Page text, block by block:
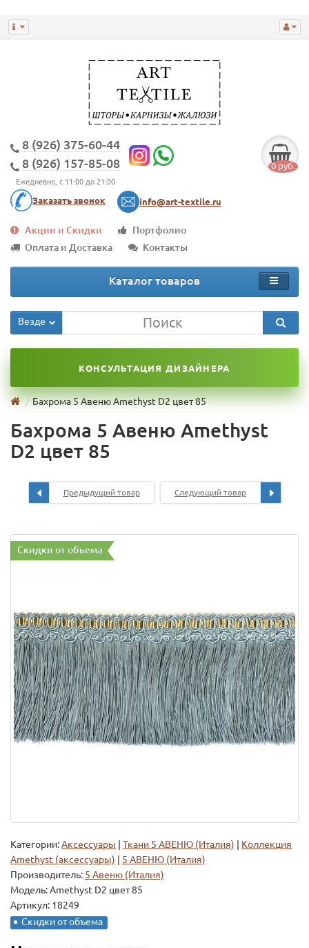
8 (926) 375-60-44
8 (926) 157-85-08
Ежедневно, с 11:00 до 21:00
Заказать звонок info@art-textile.ru
0 руб.
Акции и Скидки
Портфолио
Оплата и Доставка
Контакты
Каталог товаров
Везде
КОНСУЛЬТАЦИЯ ДИЗАЙНЕРА
Бахрома 5 Авеню Amethyst D2 цвет 85
Бахрома 5 Авеню Amethyst
D2 цвет 85
Предыдущий товар Следующий товар
Скидки от объема
Категории:Аксессуары Ткани 5 АВЕНЮ (Италия)
Коллекция
Amethyst (аксессуары)
5 АВЕНЮ (Италия)
Производитель: 5 Авеню (Италия)
Модель:Amethyst D2 цвет 85
Артикул: 18249
Скидки от объема